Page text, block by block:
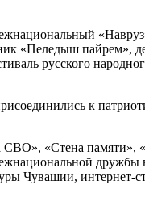
«Пеледыш пайрем»,
русского
к
«Стена
дружбы
интернет-